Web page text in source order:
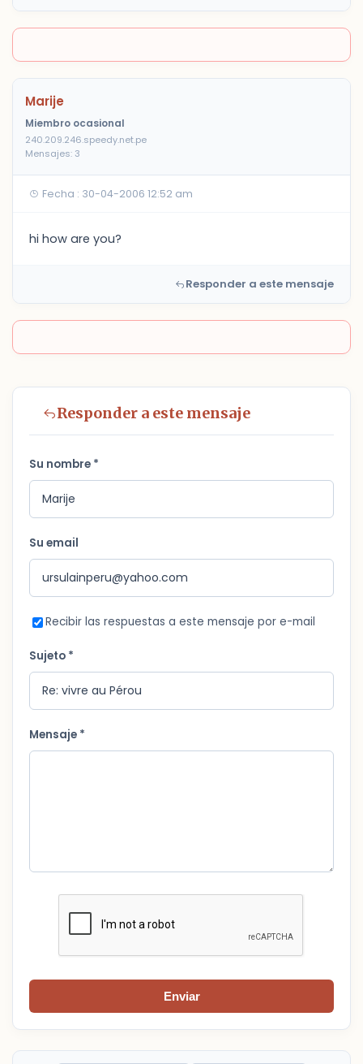
Marije
Miembro ocasional
240.209.246.speedy.net.pe
Mensajes: 3
Fecha : 30-04-2006 12:52 am
hi how are you?
Responder a este mensaje
Responder a este mensaje
Su nombre *
Su email
Recibir las respuestas a este mensaje por e-mail
Sujeto *
Mensaje *
Enviar